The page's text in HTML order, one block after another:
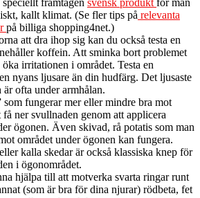
framtagen svensk produkt för män
kallt klimat. (Se fler tips på relevanta
på billiga shopping4net.)
att dra ihop sig kan du också testa en
koffein. Att sminka bort problemet
irritationen i området. Testa en
nyans ljusare än din hudfärg. Det ljusaste
är ofta under armhålan.
som fungerar mer eller mindre bra mot
få ner svullnaden genom att applicera
ögonen. Även skivad, rå potatis som man
området under ögonen kan fungera.
kalla skedar är också klassiska knep för
i ögonområdet.
hjälpa till att motverka svarta ringar runt
(som är bra för dina njurar) rödbeta, fet